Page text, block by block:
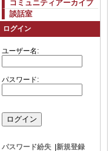
コミュニティアーカイブ
談話室
ログイン
ユーザー名:
パスワード:
パスワード紛失
新規登録